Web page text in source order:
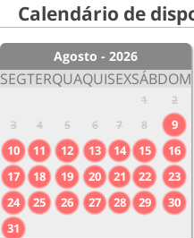
Calendário de
Agosto - 2026
SEGTERQUAQUISEXSÁBDOM
1
2
3
4 5 6 7 8
9
10
11 12 13 14 15
16
17
18 19 20 21 22
23
24
25 26 27 28 29
30
31